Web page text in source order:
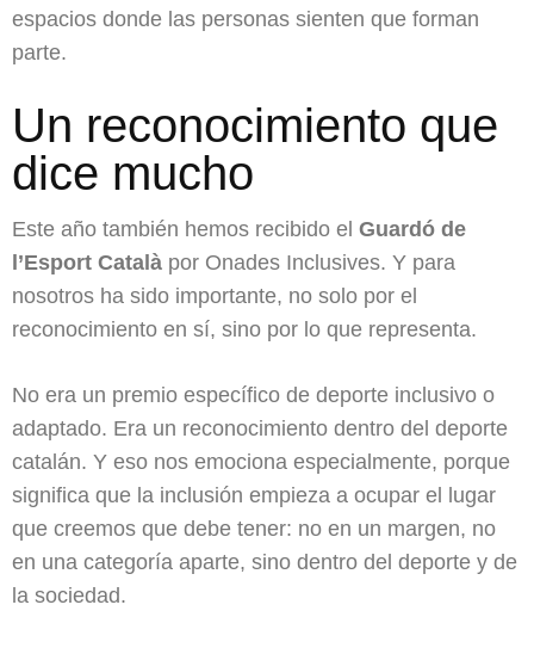
espacios donde las personas sienten que forman
parte.
Un reconocimiento que
dice mucho
Este año también hemos recibido el Guardó de
l’Esport Català por Onades Inclusives. Y para
nosotros ha sido importante, no solo por el
reconocimiento en sí, sino por lo que representa.
No era un premio específico de deporte inclusivo o
adaptado. Era un reconocimiento dentro del deporte
catalán. Y eso nos emociona especialmente, porque
significa que la inclusión empieza a ocupar el lugar
que creemos que debe tener: no en un margen, no
en una categoría aparte, sino dentro del deporte y de
la sociedad.